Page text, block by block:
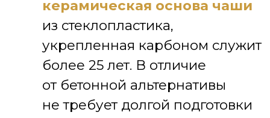
вы никогда не узнаете, что
такое цветение воды, затхлый
запах и грибок. Гладкая
с антискользящим эффектом
чаша предотвращает